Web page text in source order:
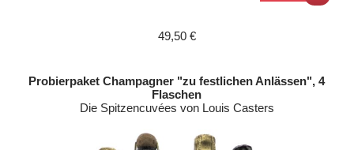
49,50 €
Probierpaket Champagner "zu festlichen Anlässen", 4
Flaschen
Die Spitzencuvées von Louis Casters